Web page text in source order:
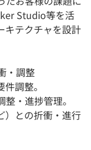
Studio等を活
キテクチャを設計
・調整
調整。
・進捗管理。
）との折衝・進行